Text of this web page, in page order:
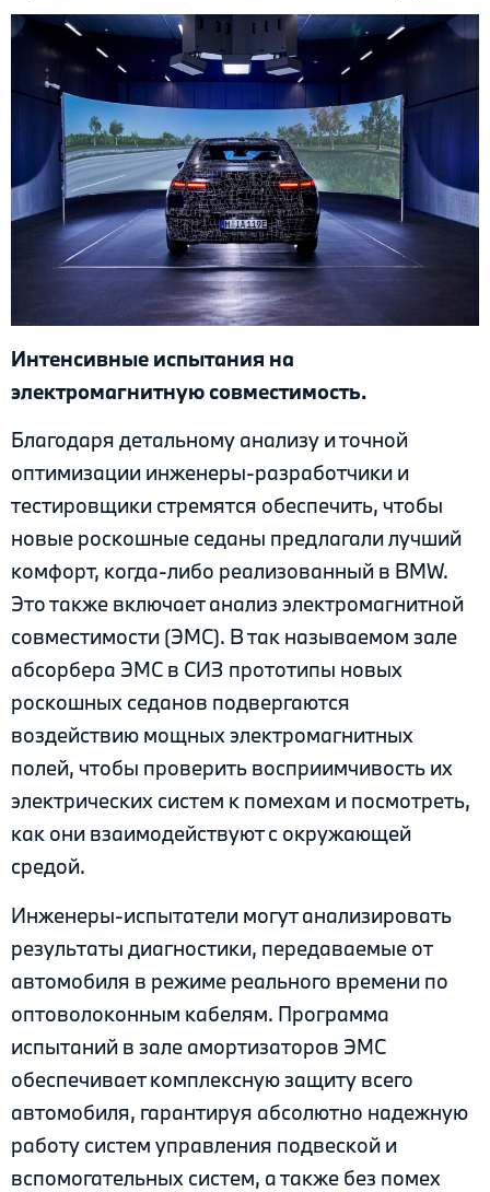
Интенсивные испытания на
электромагнитную совместимость.
Благодаря детальному анализу и точной
оптимизации инженеры-разработчики и
тестировщики стремятся обеспечить, чтобы
новые роскошные седаны предлагали лучший
комфорт, когда-либо реализованный в BMW.
Это также включает анализ электромагнитной
совместимости (ЭМС). В так называемом зале
абсорбера ЭМС в СИЗ прототипы новых
роскошных седанов подвергаются
воздействию мощных электромагнитных
полей, чтобы проверить восприимчивость их
электрических систем к помехам и посмотреть,
как они взаимодействуют с окружающей
средой.
Инженеры-испытатели могут анализировать
результаты диагностики, передаваемые от
автомобиля в режиме реального времени по
оптоволоконным кабелям. Программа
испытаний в зале амортизаторов ЭМС
обеспечивает комплексную защиту всего
автомобиля, гарантируя абсолютно надежную
работу систем управления подвеской и
вспомогательных систем, а также без помех